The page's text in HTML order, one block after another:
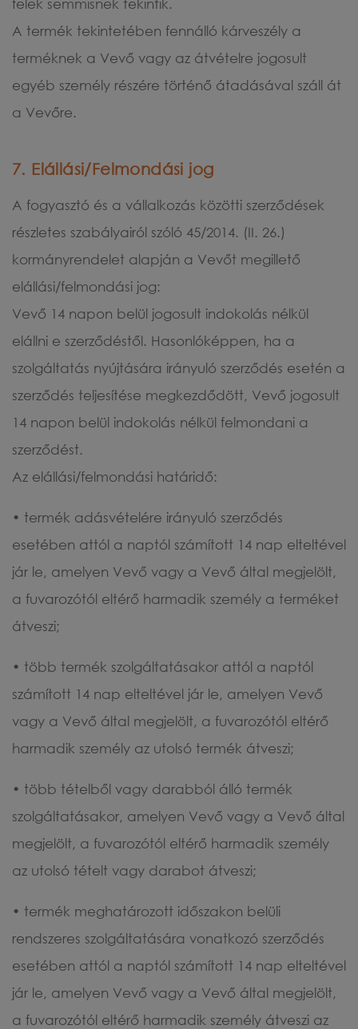
felek semmisnek tekintik.
A termék tekintetében fennálló kárveszély a
terméknek a Vevő vagy az átvételre jogosult
egyéb személy részére történő átadásával száll át
a Vevőre.
7. Elállási/Felmondási jog
A fogyasztó és a vállalkozás közötti szerződések
részletes szabályairól szóló 45/2014. (II. 26.)
kormányrendelet alapján a Vevőt megillető
elállási/felmondási jog:
Vevő 14 napon belül jogosult indokolás nélkül
elállni e szerződéstől. Hasonlóképpen, ha a
szolgáltatás nyújtására irányuló szerződés esetén a
szerződés teljesítése megkezdődött, Vevő jogosult
14 napon belül indokolás nélkül felmondani a
szerződést.
Az elállási/felmondási határidő:
• termék adásvételére irányuló szerződés
esetében attól a naptól számított 14 nap elteltével
jár le, amelyen Vevő vagy a Vevő által megjelölt,
a fuvarozótól eltérő harmadik személy a terméket
átveszi;
• több termék szolgáltatásakor attól a naptól
számított 14 nap elteltével jár le, amelyen Vevő
vagy a Vevő által megjelölt, a fuvarozótól eltérő
harmadik személy az utolsó termék átveszi;
• több tételből vagy darabból álló termék
szolgáltatásakor, amelyen Vevő vagy a Vevő által
megjelölt, a fuvarozótól eltérő harmadik személy
az utolsó tételt vagy darabot átveszi;
• termék meghatározott időszakon belüli
rendszeres szolgáltatására vonatkozó szerződés
esetében attól a naptól számított 14 nap elteltével
jár le, amelyen Vevő vagy a Vevő által megjelölt,
a fuvarozótól eltérő harmadik személy átveszi az